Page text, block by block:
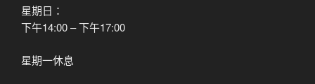
星期日：
下午14:00 – 下午17:00
星期一休息